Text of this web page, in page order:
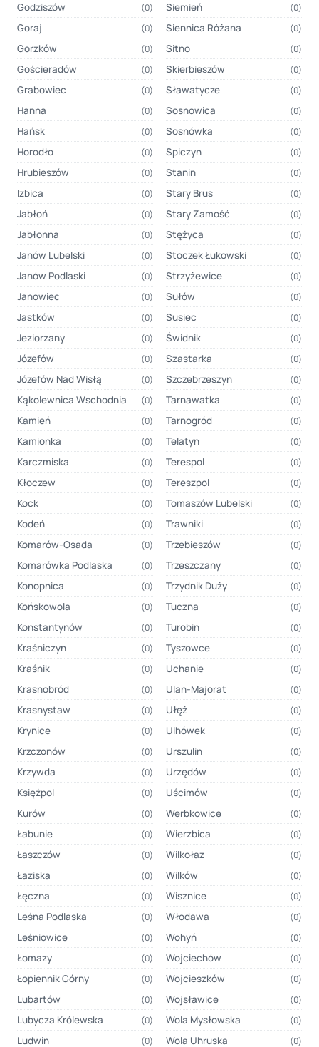
Godziszów (0)
Goraj (0)
Gorzków (0)
Gościeradów (0)
Grabowiec (0)
Hanna (0)
Hańsk (0)
Horodło (0)
Hrubieszów (0)
Izbica (0)
Jabłoń (0)
Jabłonna (0)
Janów Lubelski (0)
Janów Podlaski (0)
Janowiec (0)
Jastków (0)
Jeziorzany (0)
Józefów (0)
Józefów Nad Wisłą (0)
Kąkolewnica Wschodnia (0)
Kamień (0)
Kamionka (0)
Karczmiska (0)
Kłoczew (0)
Kock (0)
Kodeń (0)
Komarów-Osada (0)
Komarówka Podlaska (0)
Konopnica (0)
Końskowola (0)
Konstantynów (0)
Kraśniczyn (0)
Kraśnik (0)
Krasnobród (0)
Krasnystaw (0)
Krynice (0)
Krzczonów (0)
Krzywda (0)
Księżpol (0)
Kurów (0)
Łabunie (0)
Łaszczów (0)
Łaziska (0)
Łęczna (0)
Leśna Podlaska (0)
Leśniowice (0)
Łomazy (0)
Łopiennik Górny (0)
Lubartów (0)
Lubycza Królewska (0)
Ludwin (0)
Siemień (0)
Siennica Różana (0)
Sitno (0)
Skierbieszów (0)
Sławatycze (0)
Sosnowica (0)
Sosnówka (0)
Spiczyn (0)
Stanin (0)
Stary Brus (0)
Stary Zamość (0)
Stężyca (0)
Stoczek Łukowski (0)
Strzyżewice (0)
Sułów (0)
Susiec (0)
Świdnik (0)
Szastarka (0)
Szczebrzeszyn (0)
Tarnawatka (0)
Tarnogród (0)
Telatyn (0)
Terespol (0)
Tereszpol (0)
Tomaszów Lubelski (0)
Trawniki (0)
Trzebieszów (0)
Trzeszczany (0)
Trzydnik Duży (0)
Tuczna (0)
Turobin (0)
Tyszowce (0)
Uchanie (0)
Ulan-Majorat (0)
Ułęż (0)
Ulhówek (0)
Urszulin (0)
Urzędów (0)
Uścimów (0)
Werbkowice (0)
Wierzbica (0)
Wilkołaz (0)
Wilków (0)
Wisznice (0)
Włodawa (0)
Wohyń (0)
Wojciechów (0)
Wojcieszków (0)
Wojsławice (0)
Wola Mysłowska (0)
Wola Uhruska (0)